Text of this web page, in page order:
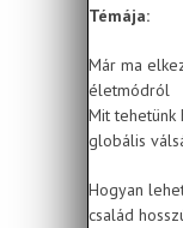
Témája:
Már ma
életmódról
Mit tehetünk
globális
Hogyan
család